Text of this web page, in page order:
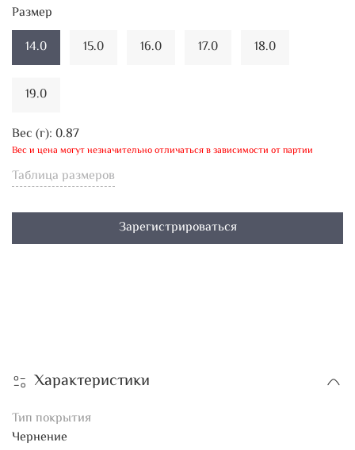
Вес (г): 0.87
Вес и цена могут незначительно отличаться в зависимости от партии
Таблица размеров
Зарегистрироваться
Размер
14.0
15.0 16.0 17.0 18.0
19.0
Характеристики
Тип покрытия
Чернение